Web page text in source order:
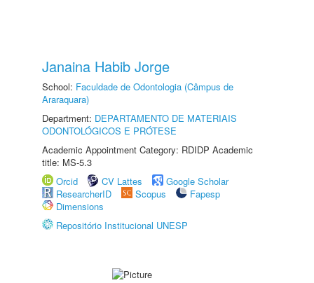
Janaina Habib Jorge
School: Faculdade de Odontologia (Câmpus de
Araraquara)
Department: DEPARTAMENTO DE MATERIAIS
ODONTOLÓGICOS E PRÓTESE
Academic Appointment Category: RDIDP Academic
title: MS-5.3
Orcid
CV Lattes
Google Scholar
ResearcherID
Scopus
Fapesp
Dimensions
Repositório Institucional UNESP